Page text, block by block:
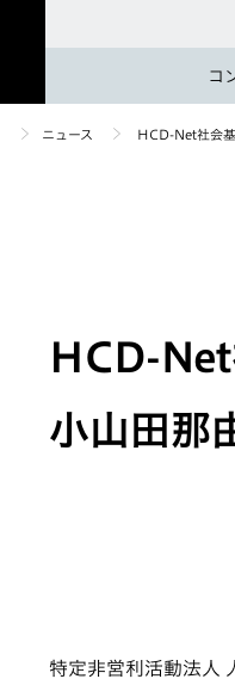
コ
ニュース HCD-Net社会
HCD-
小山田那
特定非営利活動法人